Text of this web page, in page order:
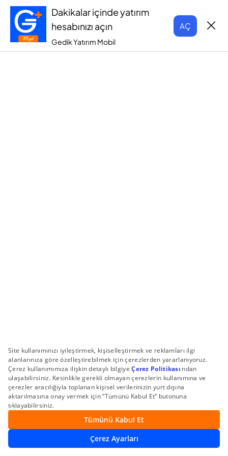
Dakikalar içinde yatırım
hesabınızı açın
Gedik Yatırım Mobil
AÇ